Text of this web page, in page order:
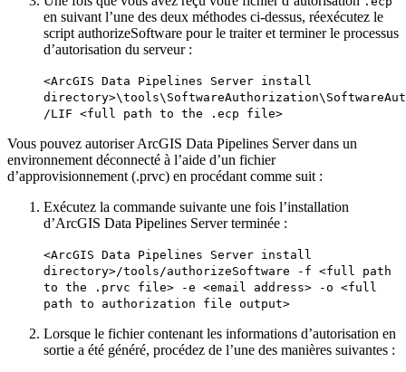
en suivant l’une des deux méthodes ci-dessus, réexécutez le
script authorizeSoftware pour le traiter et terminer le processus
d’autorisation du serveur :
<ArcGIS Data Pipelines Server install
/LIF <full path to the .ecp file>
Vous pouvez autoriser ArcGIS Data Pipelines Server dans un
environnement déconnecté à l’aide d’un fichier
d’approvisionnement (.prvc) en procédant comme suit :
Exécutez la commande suivante une fois l’installation
d’ArcGIS Data Pipelines Server terminée :
<ArcGIS Data Pipelines Server install
directory>/tools/authorizeSoftware -f <full path
to the .prvc file> -e <email address> -o <full
path to authorization file output>
Lorsque le fichier contenant les informations d’autorisation en
sortie a été généré, procédez de l’une des manières suivantes :